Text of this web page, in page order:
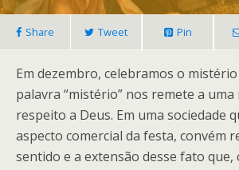
Share Tweet Pin
Em dezembro, celebramos o
palavra “mistério” nos remete a uma
respeito a Deus. Em uma sociedade
aspecto comercial da festa, convém
sentido e a extensão desse fato que,